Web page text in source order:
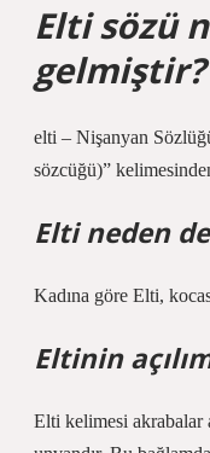
Elti sözü
gelmiştir?
elti – Nişanyan
sözcüğü)”
Elti neden
Kadına göre Elti,
Eltinin
Elti kelimesi akrabalar